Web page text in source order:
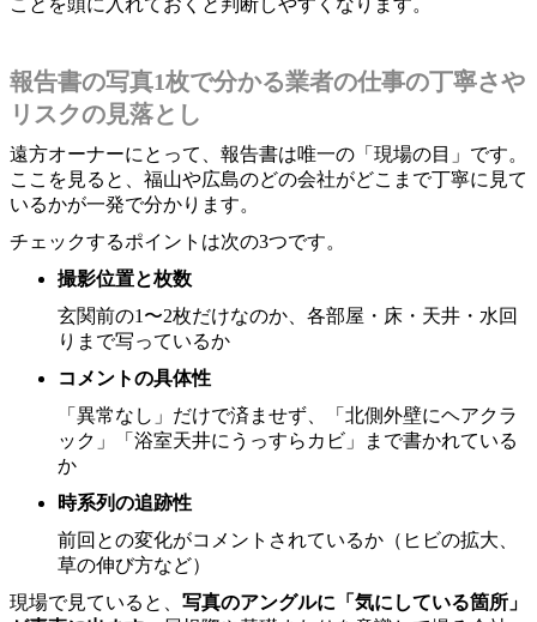
報告書の写真1枚で分かる業者の仕事の丁寧さや
リスクの見落とし
遠方オーナーにとって、報告書は唯一の「現場の目」です。
ここを見ると、福山や広島のどの会社がどこまで丁寧に見て
いるかが一発で分かります。
チェックするポイントは次の3つです。
撮影位置と枚数
玄関前の1〜2枚だけなのか、各部屋・床・天井・水回
りまで写っているか
コメントの具体性
「異常なし」だけで済ませず、「北側外壁にヘアクラ
ック」「浴室天井にうっすらカビ」まで書かれている
か
時系列の追跡性
前回との変化がコメントされているか（ヒビの拡大、
草の伸び方など）
現場で見ていると、 写真のアングルに「気にしている箇所」